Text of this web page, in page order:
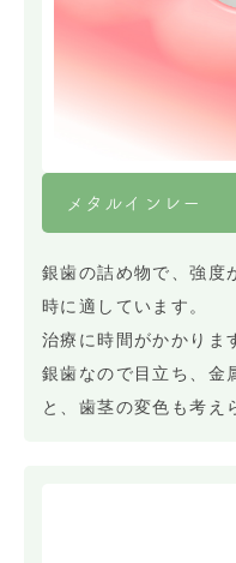
メタルインレー
銀歯の詰め物で、強度
時に適しています。
治療に時間がかかりま
銀歯なので目立ち、金
と、歯茎の変色も考え